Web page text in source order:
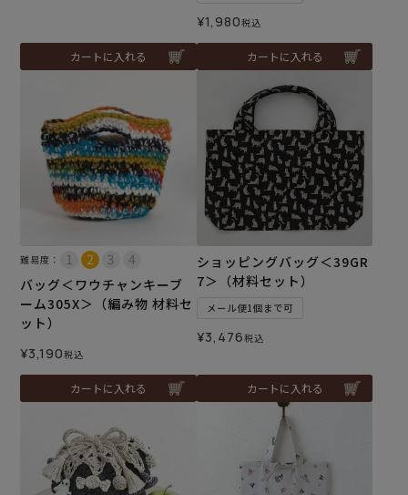
カートに入れる
¥1,980税込
カートに入れる
難易度：
バッグ＜ワウチャンキーブ
ーム305X＞（編み物 材料セ
ット）
¥3,190税込
カートに入れる
ショッピングバッグ＜39GR
7＞（材料セット）
メール便1個まで可
¥3,476税込
カートに入れる